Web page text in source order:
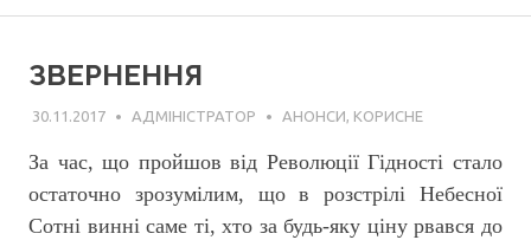
ЗВЕРНЕННЯ
30.11.2017 АДМІНІСТРАТОР АНОНСИ КОРИСНЕ
За час, що пройшов від Революції Гідності стало
остаточно зрозумілим, що в розстрілі Небесної
Сотні винні саме ті, хто за будь-яку ціну рвався до